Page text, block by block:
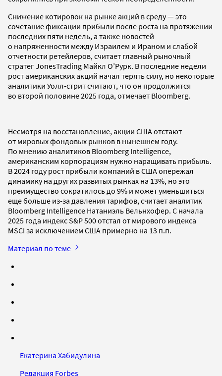
Снижение котировок на рынке акций в среду — это
сочетание фиксации прибыли после роста на протяжении
последних пяти недель, а также новостей
о напряженности между Израилем и Ираном и слабой
отчетности ретейлеров, считает главный рыночный
стратег JonesTrading Майкл О’Рурк. В последние недели
рост американских акций начал терять силу, но некоторые
аналитики Уолл-стрит считают, что он продолжится
во второй половине 2025 года, отмечает Bloomberg.
Несмотря на восстановление, акции США отстают
от мировых фондовых рынков в нынешнем году.
По мнению аналитиков Bloomberg Intelligence,
американским корпорациям нужно наращивать прибыль.
В 2024 году рост прибыли компаний в США опережал
динамику на других развитых рынках на 13%, но это
преимущество сократилось до 9% и может уменьшиться
еще больше из-за давления тарифов, считает аналитик
Bloomberg Intelligence Натаниэль Вельнхофер. С начала
2025 года индекс S&P 500 отстал от мирового индекса
MSCI за исключением США примерно на 13 п.п.
Материал по теме
Екатерина Хабидулина
Редакция Forbes